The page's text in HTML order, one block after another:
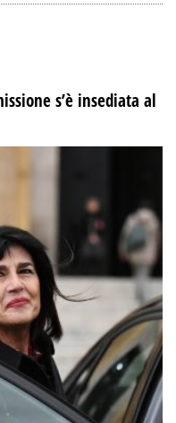
s’è insediata al